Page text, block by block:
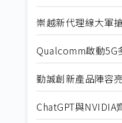
崇越新代理線大軍
Qualcomm啟動5G
勤誠創新產品陣容
ChatGPT與